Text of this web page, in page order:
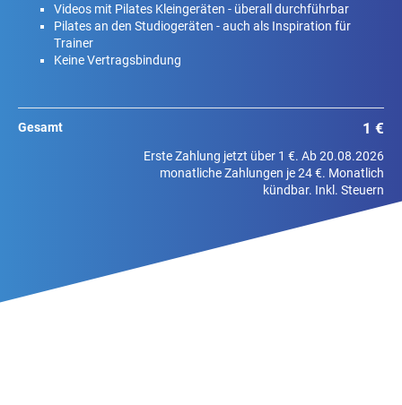
Videos mit Pilates Kleingeräten - überall durchführbar
Pilates an den Studiogeräten - auch als Inspiration für
Trainer
Keine Vertragsbindung
Gesamt 1 €
Erste Zahlung jetzt über 1 €. Ab 20.08.2026
monatliche Zahlungen je 24 €. Monatlich
kündbar. Inkl. Steuern